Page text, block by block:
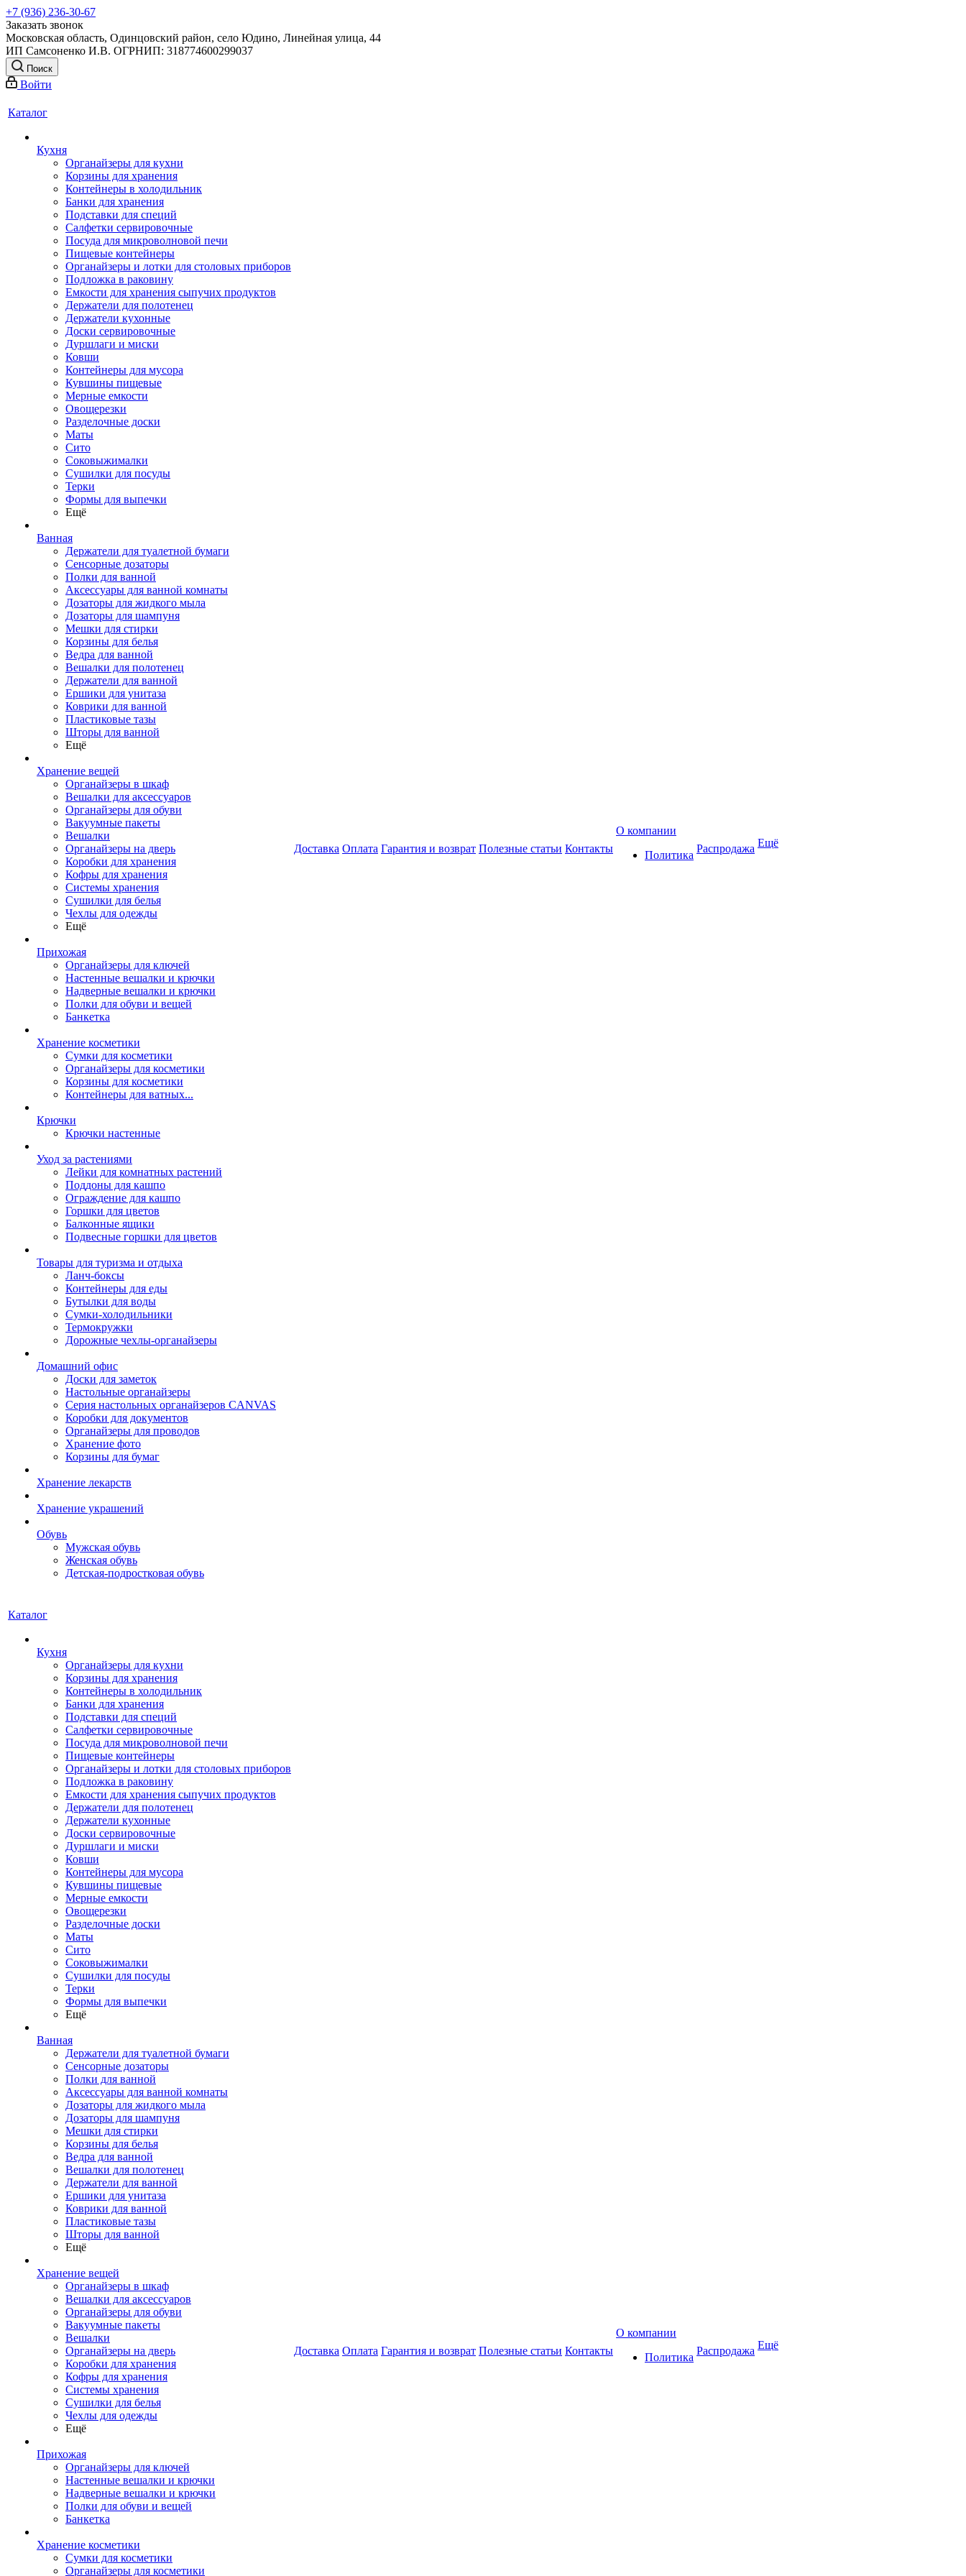
+7 (936) 236-30-67
Заказать звонок
Московская область, Одинцовский район, село Юдино, Линейная улица, 44
ИП Самсоненко И.В. ОГРНИП: 318774600299037
Поиск
Войти
Каталог
Кухня
Органайзеры для кухни
Корзины для хранения
Контейнеры в холодильник
Банки для хранения
Подставки для специй
Салфетки сервировочные
Посуда для микроволновой печи
Пищевые контейнеры
Органайзеры и лотки для столовых приборов
Подложка в раковину
Емкости для хранения сыпучих продуктов
Держатели для полотенец
Держатели кухонные
Доски сервировочные
Дуршлаги и миски
Ковши
Контейнеры для мусора
Кувшины пищевые
Мерные емкости
Овощерезки
Разделочные доски
Маты
Сито
Соковыжималки
Сушилки для посуды
Терки
Формы для выпечки
Ещё
Ванная
Держатели для туалетной бумаги
Сенсорные дозаторы
Полки для ванной
Аксессуары для ванной комнаты
Дозаторы для жидкого мыла
Дозаторы для шампуня
Мешки для стирки
Корзины для белья
Ведра для ванной
Вешалки для полотенец
Держатели для ванной
Ершики для унитаза
Коврики для ванной
Пластиковые тазы
Шторы для ванной
Ещё
Хранение вещей
Органайзеры в шкаф
Вешалки для аксессуаров
Органайзеры для обуви
Вакуумные пакеты
Вешалки
Органайзеры на дверь
Коробки для хранения
Кофры для хранения
Системы хранения
Сушилки для белья
Чехлы для одежды
Ещё
Прихожая
Органайзеры для ключей
Настенные вешалки и крючки
Надверные вешалки и крючки
Полки для обуви и вещей
Банкетка
Хранение косметики
Сумки для косметики
Органайзеры для косметики
Корзины для косметики
Контейнеры для ватных...
Крючки
Крючки настенные
Уход за растениями
Лейки для комнатных растений
Поддоны для кашпо
Ограждение для кашпо
Горшки для цветов
Балконные ящики
Подвесные горшки для цветов
Товары для туризма и отдыха
Ланч-боксы
Контейнеры для еды
Бутылки для воды
Сумки-холодильники
Термокружки
Дорожные чехлы-органайзеры
Домашний офис
Доски для заметок
Настольные органайзеры
Серия настольных органайзеров CANVAS
Коробки для документов
Органайзеры для проводов
Хранение фото
Корзины для бумаг
Хранение лекарств
Хранение украшений
Обувь
Мужская обувь
Женская обувь
Детская-подростковая обувь
Доставка Оплата Гарантия и возврат Полезные статьи Контакты
О компании
Политика
Распродажа Ещё
Каталог
Кухня
Органайзеры для кухни
Корзины для хранения
Контейнеры в холодильник
Банки для хранения
Подставки для специй
Салфетки сервировочные
Посуда для микроволновой печи
Пищевые контейнеры
Органайзеры и лотки для столовых приборов
Подложка в раковину
Емкости для хранения сыпучих продуктов
Держатели для полотенец
Держатели кухонные
Доски сервировочные
Дуршлаги и миски
Ковши
Контейнеры для мусора
Кувшины пищевые
Мерные емкости
Овощерезки
Разделочные доски
Маты
Сито
Соковыжималки
Сушилки для посуды
Терки
Формы для выпечки
Ещё
Ванная
Держатели для туалетной бумаги
Сенсорные дозаторы
Полки для ванной
Аксессуары для ванной комнаты
Дозаторы для жидкого мыла
Дозаторы для шампуня
Мешки для стирки
Корзины для белья
Ведра для ванной
Вешалки для полотенец
Держатели для ванной
Ершики для унитаза
Коврики для ванной
Пластиковые тазы
Шторы для ванной
Ещё
Хранение вещей
Органайзеры в шкаф
Вешалки для аксессуаров
Органайзеры для обуви
Вакуумные пакеты
Вешалки
Органайзеры на дверь
Коробки для хранения
Кофры для хранения
Системы хранения
Сушилки для белья
Чехлы для одежды
Ещё
Прихожая
Органайзеры для ключей
Настенные вешалки и крючки
Надверные вешалки и крючки
Полки для обуви и вещей
Банкетка
Хранение косметики
Сумки для косметики
Органайзеры для косметики
Доставка Оплата Гарантия и возврат Полезные статьи Контакты
О компании
Политика
Распродажа Ещё